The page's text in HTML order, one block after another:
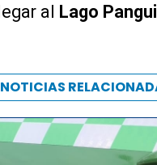
al Lago
NOTICIAS